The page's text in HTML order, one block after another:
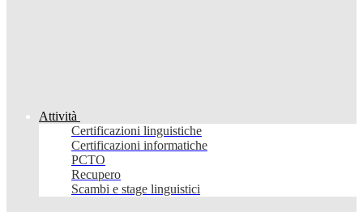
Attività
Certificazioni linguistiche
Certificazioni informatiche
PCTO
Recupero
Scambi e stage linguistici